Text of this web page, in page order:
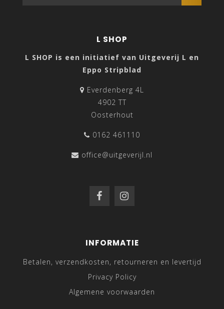
L SHOP
L SHOP is een initiatief van Uitgeverij L en
Eppo Stripblad
Everdenberg 4L
4902 TT
Oosterhout
0162 461110
office@uitgeverijl.nl
INFORMATIE
Betalen, verzendkosten, retourneren en levertijd
Privacy Policy
Algemene voorwaarden